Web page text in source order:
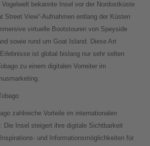
bekannte Insel vor der Nordostküste
Street View“-Aufnahmen entlang der Küsten
virtuelle Bootstouren von Speyside
sowie rund um Goat Island. Diese Art
ist global bislang nur sehr selten
zu einem digitalen Vorreiter im
zahlreiche Vorteile im internationalen
Die Insel steigert ihre digitale Sichtbarkeit
und Informationsmöglichkeiten für